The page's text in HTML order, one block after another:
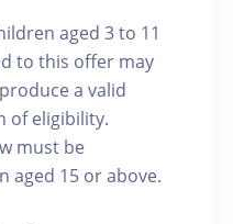
aged 3 to 11
to this offer may
a valid
of eligibility.
must be
aged 15 or above.